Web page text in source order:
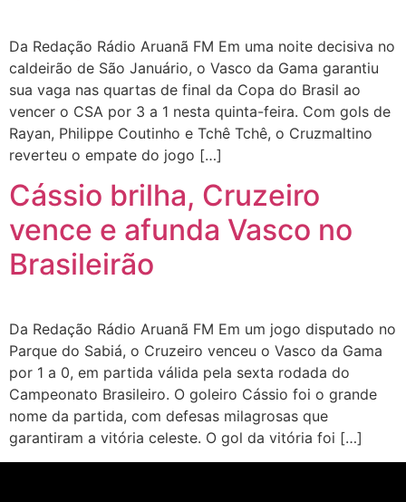
Da Redação Rádio Aruanã FM Em uma noite decisiva no
caldeirão de São Januário, o Vasco da Gama garantiu
sua vaga nas quartas de final da Copa do Brasil ao
vencer o CSA por 3 a 1 nesta quinta-feira. Com gols de
Rayan, Philippe Coutinho e Tchê Tchê, o Cruzmaltino
reverteu o empate do jogo […]
Cássio brilha, Cruzeiro
vence e afunda Vasco no
Brasileirão
Da Redação Rádio Aruanã FM Em um jogo disputado no
Parque do Sabiá, o Cruzeiro venceu o Vasco da Gama
por 1 a 0, em partida válida pela sexta rodada do
Campeonato Brasileiro. O goleiro Cássio foi o grande
nome da partida, com defesas milagrosas que
garantiram a vitória celeste. O gol da vitória foi […]